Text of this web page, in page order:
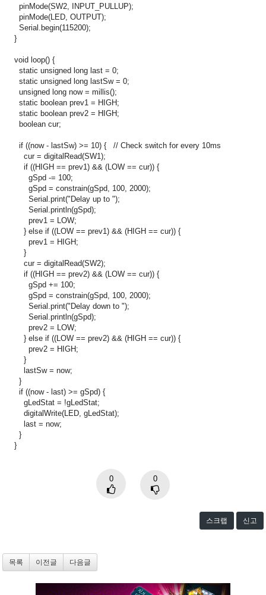
pinMode(SW2, INPUT_PULLUP);
pinMode(LED, OUTPUT);
Serial.begin(115200);
}
void loop() {
static unsigned long last = 0;
static unsigned long lastSw = 0;
unsigned long now = millis();
static boolean prev1 = HIGH;
static boolean prev2 = HIGH;
boolean cur;
if ((now - lastSw) >= 10) { // Check switch for every 10ms
cur = digitalRead(SW1);
if ((HIGH == prev1) && (LOW == cur)) {
gSpd -= 100;
gSpd = constrain(gSpd, 100, 2000);
Serial.print("Delay up to ");
Serial.println(gSpd);
prev1 = LOW;
} else if ((LOW == prev1) && (HIGH == cur)) {
prev1 = HIGH;
}
cur = digitalRead(SW2);
if ((HIGH == prev2) && (LOW == cur)) {
gSpd += 100;
gSpd = constrain(gSpd, 100, 2000);
Serial.print("Delay down to ");
Serial.println(gSpd);
prev2 = LOW;
} else if ((LOW == prev2) && (HIGH == cur)) {
prev2 = HIGH;
}
lastSw = now;
}
if ((now - last) >= gSpd) {
gLedStat = !gLedStat;
digitalWrite(LED, gLedStat);
last = now;
}
}
0 0
스크랩 신고
목록 이전글 다음글